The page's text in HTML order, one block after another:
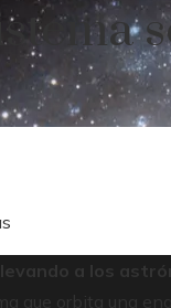
a los
que orbita una